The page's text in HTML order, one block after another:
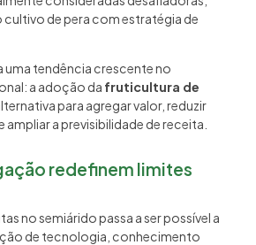
de pera com estratégia de
uma tendência crescente no
a adoção da fruticultura de
para agregar valor, reduzir
a previsibilidade de receita.
redefinem limites
no semiárido passa a ser possível a
de tecnologia, conhecimento